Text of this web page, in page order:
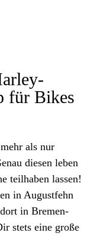
für Bikes
als nur
diesen leben
teilhaben lassen!
in Augustfehn
in Bremen-
stets eine große